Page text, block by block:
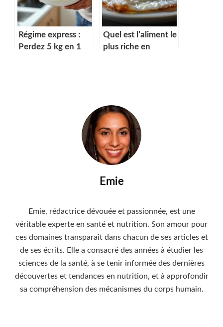
Régime express :
Perdez 5 kg en 1
Quel est l’aliment le
plus riche en
Emie
Emie, rédactrice dévouée et passionnée, est une
véritable experte en santé et nutrition. Son amour pour
ces domaines transparaît dans chacun de ses articles et
de ses écrits. Elle a consacré des années à étudier les
sciences de la santé, à se tenir informée des dernières
découvertes et tendances en nutrition, et à approfondir
sa compréhension des mécanismes du corps humain.